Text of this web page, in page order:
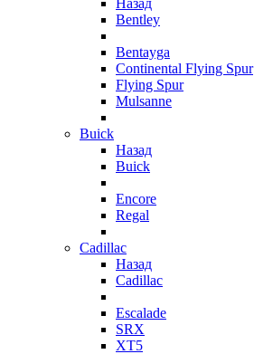
Назад
Bentley
Bentayga
Continental Flying Spur
Flying Spur
Mulsanne
Buick
Назад
Buick
Encore
Regal
Cadillac
Назад
Cadillac
Escalade
SRX
XT5